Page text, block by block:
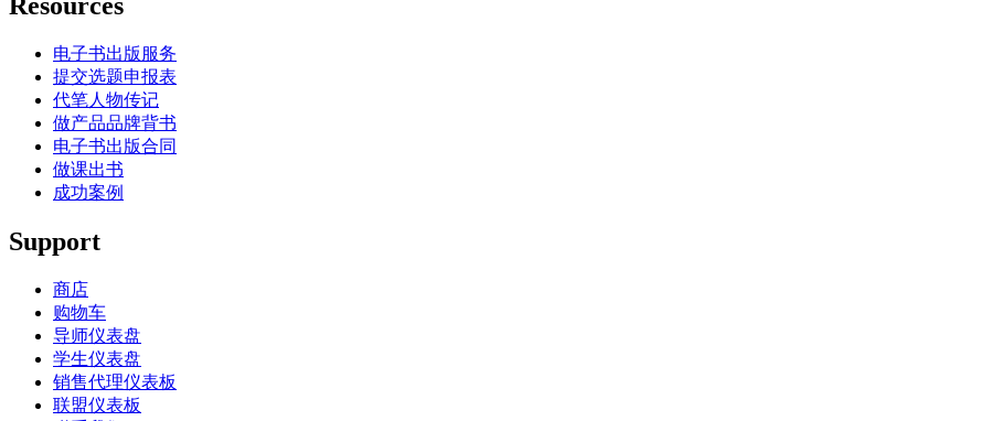
电子书出版服务
提交选题申报表
代笔人物传记
做产品品牌背书
电子书出版合同
做课出书
成功案例
Support
商店
购物车
导师仪表盘
学生仪表盘
销售代理仪表板
联盟仪表板